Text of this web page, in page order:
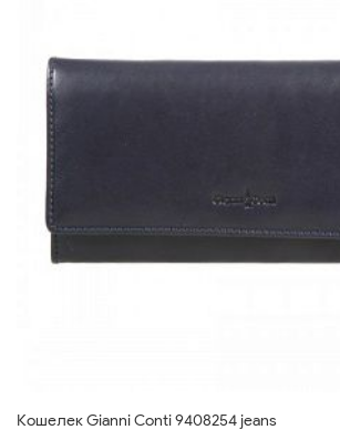
Кошелек Gianni Conti 9408254 jeans